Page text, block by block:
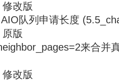
改版
队列申请长度
版
来合并
改版